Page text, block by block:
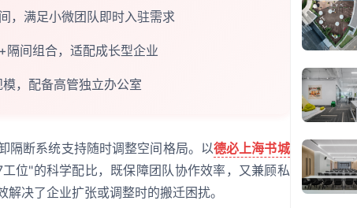
，满足小微团队即时入驻需求
间组合，适配成长型企业
，配备高管独立办公室
隔断系统支持随时调整空间格局。以德必上海书城
位"的科学配比，既保障团队协作效率，又兼顾私
决了企业扩张或调整时的搬迁困扰。